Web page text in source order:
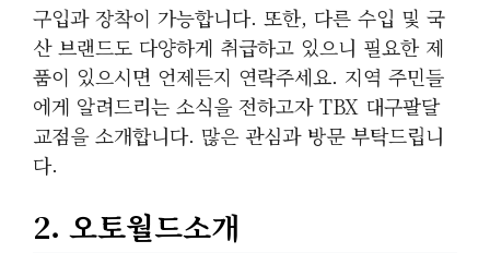
구입과 장착이 가능합니다. 또한, 다른 수입 및 국
산 브랜드도 다양하게 취급하고 있으니 필요한 제
품이 있으시면 언제든지 연락주세요. 지역 주민들
에게 알려드리는 소식을 전하고자 TBX 대구팔달
교점을 소개합니다. 많은 관심과 방문 부탁드립니
다.
2. 오토월드소개